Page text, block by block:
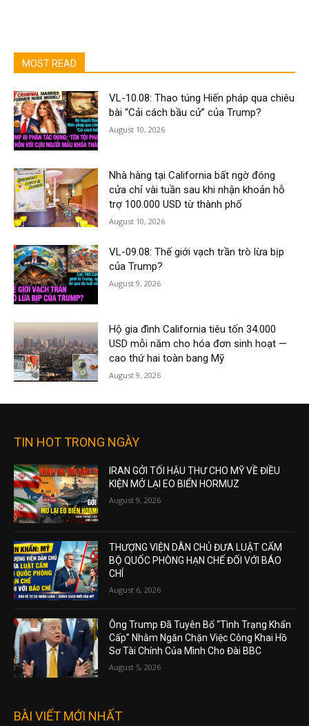
MOST READ
VL-10.08: Thao túng Hiến pháp qua chiêu
bài “Cải cách bầu cử” của Trump?
August 10, 2026
Nhà hàng tại California bất ngờ đóng
cửa chỉ vài tuần sau khi nhận khoản hỗ
trợ 100.000 USD từ thành phố
August 10, 2026
VL-09.08: Thế giới vạch trần trò lừa bịp
của Trump?
August 9, 2026
Hộ gia đình California tiêu tốn 34.000
USD mỗi năm cho hóa đơn sinh hoạt —
cao thứ hai toàn bang Mỹ
August 9, 2026
TIN HOT TRONG NGÀY
IRAN GỞI TỐI HẬU THƯ CHO MỸ VỀ ĐIỀU
KIỆN MỞ LẠI EO BIỂN HORMUZ
August 9, 2026
THƯỢNG VIỆN DÂN CHỦ ĐƯA LUẬT CẤM
BỘ QUỐC PHÒNG HẠN CHẾ ĐỐI VỚI BÁO
CHÍ
August 6, 2026
Ông Trump Đã Tuyên Bố “Tình Trạng Khẩn
Cấp” Nhằm Ngăn Chặn Việc Công Khai Hồ
Sơ Tài Chính Của Mình Cho Đài BBC
August 5, 2026
BÀI VIẾT MỚI NHẤT